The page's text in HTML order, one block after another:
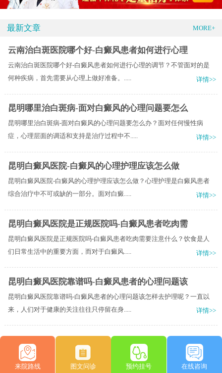
最新文章 MORE+
云南治白斑医院哪个好-白癜风患者如何进行心理
云南治白斑医院哪个好-白癜风患者如何进行心理的调节？不管面对的是
何种疾病，首先需要从心理上做好准备。.....
详情>>
昆明哪里治白斑病-面对白癜风的心理问题要怎么
昆明哪里治白斑病-面对白癜风的心理问题要怎么办？面对任何慢性病
症，心理层面的调适和支持是治疗过程中不.....
详情>>
昆明白癜风医院-白癜风的心理护理应该怎么做
昆明白癜风医院-白癜风的心理护理应该怎么做？心理护理是白癜风患者
综合治疗中不可或缺的一部分。面对白癜.....
详情>>
昆明白癜风医院是正规医院吗-白癜风患者吃肉需
昆明白癜风医院是正规医院吗-白癜风患者吃肉需要注意什么？饮食是人
们日常生活中的重要方面，而对于白癜风.....
详情>>
昆明白癜风医院靠谱吗-白癜风患者的心理问题该
昆明白癜风医院靠谱吗-白癜风患者的心理问题该怎样去护理呢？一直以
来，人们对于健康的关注往往只停留在身.....
详情>>
来院路线 图文问诊 预约挂号 在线咨询